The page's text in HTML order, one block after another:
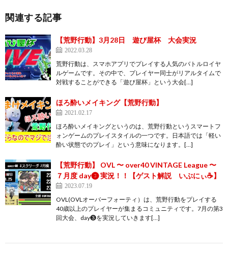
関連する記事
【荒野行動】3月28日 遊び屋杯 大会実況
2022.03.28
荒野行動は、スマホアプリでプレイする人気のバトルロイヤ
ルゲームです。その中で、プレイヤー同士がリアルタイムで
対戦することができる「遊び屋杯」という大会[…]
ほろ酔いメイキング【荒野行動】
2021.02.17
ほろ酔いメイキングというのは、荒野行動というスマートフ
ォンゲームのプレイスタイルの一つです。日本語では「軽い
酔い状態でのプレイ」という意味になります。[…]
【荒野行動】 OVL 〜 over40 VINTAGE League 〜
７月度 day❸ 実況！！【ゲスト解説 いぶにぃ☕️】
2023.07.19
OVL(OVLオーバーフォーティ）は、荒野行動をプレイする
40歳以上のプレイヤーが集まるコミュニティです。7月の第3
回大会、day❸を実況していきます[…]